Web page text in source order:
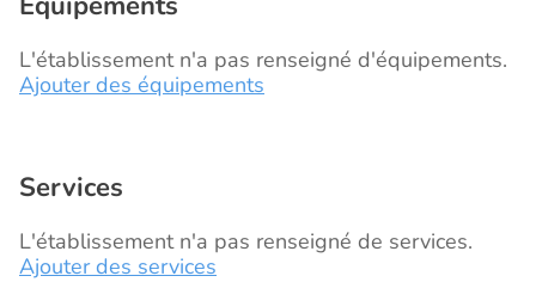
L'établissement n'a pas renseigné d'équipements.
Ajouter des équipements
Services
L'établissement n'a pas renseigné de services.
Ajouter des services